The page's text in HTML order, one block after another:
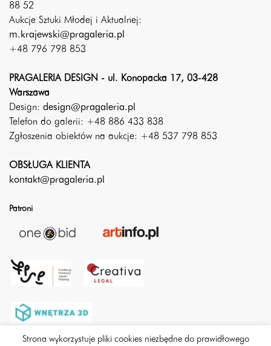
88 52
Aukcje Sztuki Młodej i Aktualnej:
m.krajewski@pragaleria.pl
+48 796 798 853
PRAGALERIA DESIGN - ul. Konopacka 17, 03-428
Warszawa
Design: design@pragaleria.pl
Telefon do galerii: +48 886 433 838
Zgłoszenia obiektów na aukcje: +48 537 798 853
OBSŁUGA KLIENTA
kontakt@pragaleria.pl
Patroni
Strona wykorzystuje pliki cookies niezbędne do prawidłowego